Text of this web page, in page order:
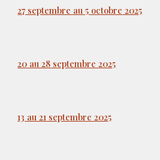
27 septembre au 5 octobre 2025
20 au 28 septembre2025
13 au 21 septembre 2025